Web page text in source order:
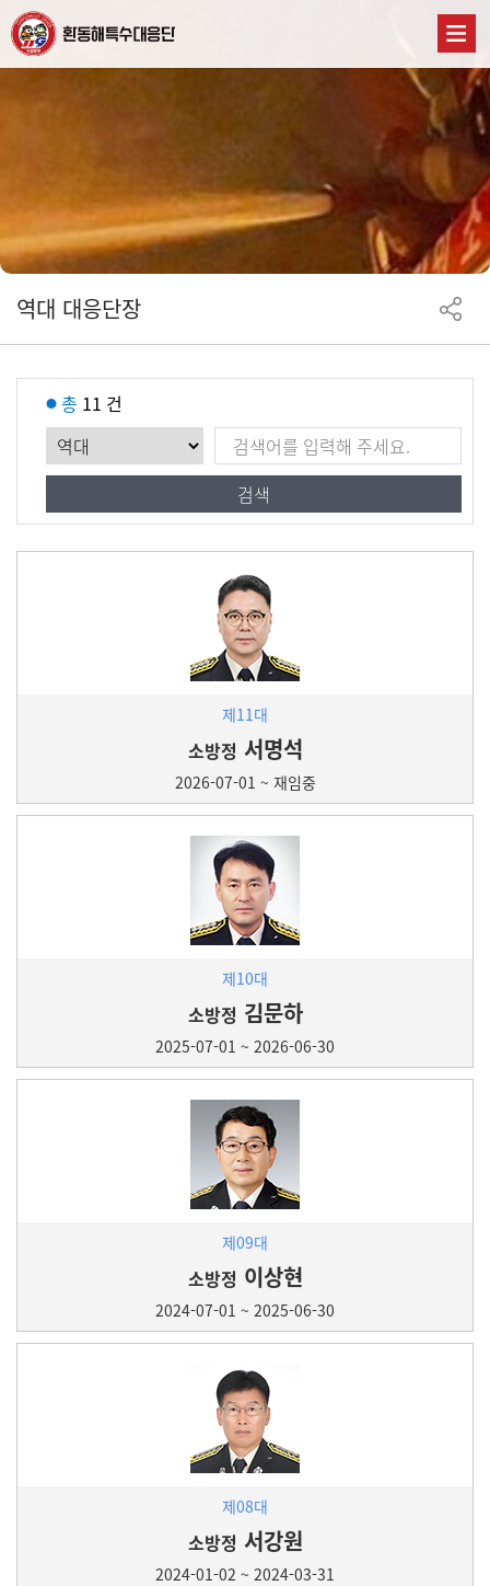
역대 대응단장
총 11 건
제11대
소방정 서명석
2026-07-01 ~ 재임중
제10대
소방정 김문하
2025-07-01 ~ 2026-06-30
제09대
소방정 이상현
2024-07-01 ~ 2025-06-30
제08대
소방정 서강원
2024-01-02 ~ 2024-03-31